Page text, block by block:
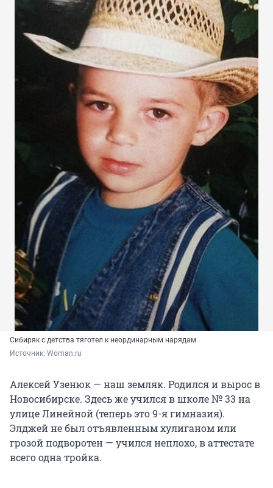
Сибиряк с детства тяготел к неординарным нарядам
Источник: Woman.ru
Алексей Узенюк — наш земляк. Родился и вырос в
Новосибирске. Здесь же учился в школе № 33 на
улице Линейной (теперь это 9-я гимназия).
Элджей не был отъявленным хулиганом или
грозой подворотен — учился неплохо, в аттестате
всего одна тройка.